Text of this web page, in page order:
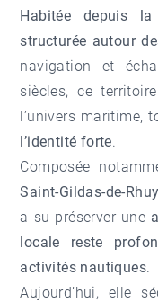
Habitée depuis la
structurée autour
navigation et
siècles, ce
l’univers maritime,
l’identité forte.
Composée
Saint-Gildas-de-
a su préserver une
locale reste
activités nautiques.
Aujourd’hui, elle